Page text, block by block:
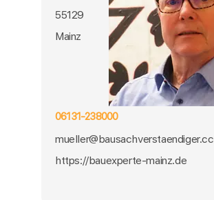
55129
Mainz
06131-238000
mueller@bausachverstaendiger.cc
https://bauexperte-mainz.de